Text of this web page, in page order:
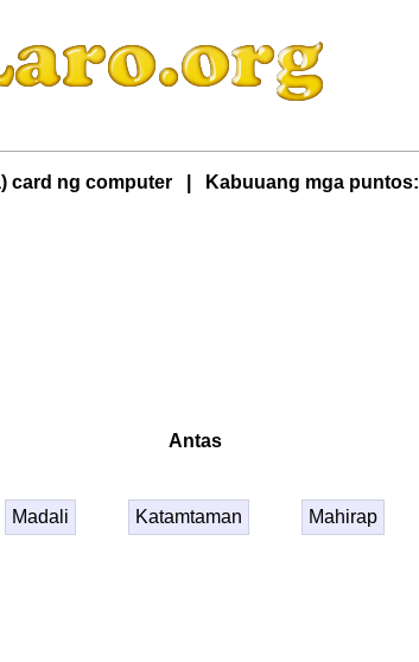
card ng computer | Kabuuang mga puntos:
Antas
Madali Katamtaman Mahirap